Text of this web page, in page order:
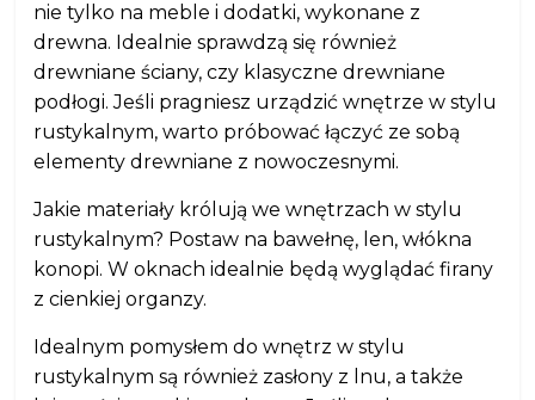
nie tylko na meble i dodatki, wykonane z
drewna. Idealnie sprawdzą się również
drewniane ściany, czy klasyczne drewniane
podłogi. Jeśli pragniesz urządzić wnętrze w stylu
rustykalnym, warto próbować łączyć ze sobą
elementy drewniane z nowoczesnymi.
Jakie materiały królują we wnętrzach w stylu
rustykalnym? Postaw na bawełnę, len, włókna
konopi. W oknach idealnie będą wyglądać firany
z cienkiej organzy.
Idealnym pomysłem do wnętrz w stylu
rustykalnym są również zasłony z lnu, a także